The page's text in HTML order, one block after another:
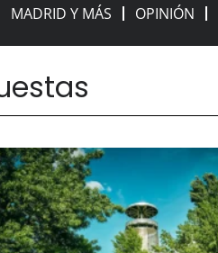
MADRID Y MÁS OPINIÓN